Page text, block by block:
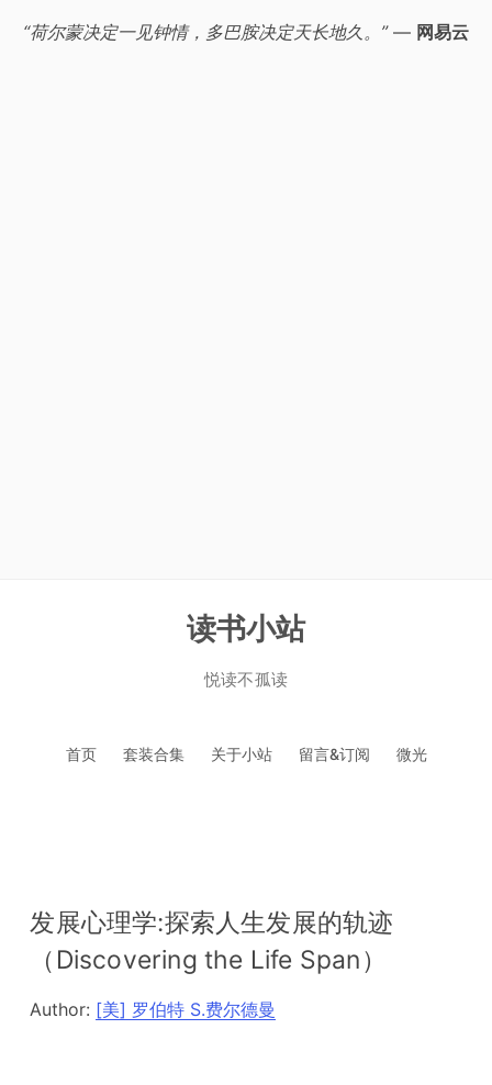
“荷尔蒙决定一见钟情，多巴胺决定天长地久。”— 网易云
读书小站
悦读不孤读
首页 套装合集 关于小站 留言&订阅 微光
发展心理学:探索人生发展的轨迹
（Discovering the Life Span）
Author: [美] 罗伯特 S.费尔德曼